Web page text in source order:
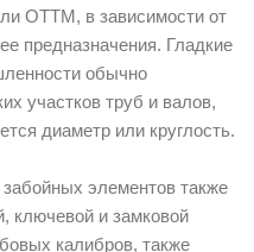
OTTM, в зависимости от
предназначения. Гладкие
обычно
участков труб и валов,
диаметр или круглость.
элементов также
ключевой и замковой
калибров, также